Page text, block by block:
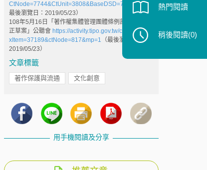
CtNode=7744&CtUnit=3808&BaseDSD=7&mp=1（
最後瀏覽日：2019/05/23）
108年5月16日「著作權集體管理團體條例部分條文修
正草案」公聽會 https://activity.tipo.gov.tw/ct.asp?
xItem=37189&ctNode=817&mp=1 （最後瀏覽日：
2019/05/23）
文章標籤
著作保護與流通 文化創意
用手機閱讀及分享
熱門閱讀
稍後閱讀(0)